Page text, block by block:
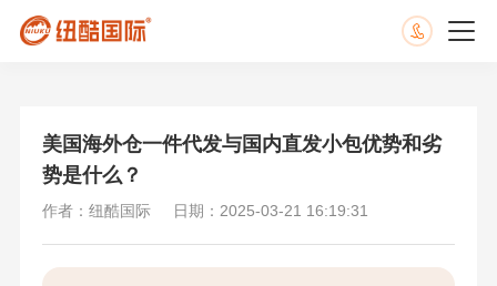
美国海外仓一件代发与国内直发小包优势和劣
势是什么？
作者：纽酷国际 日期：2025-03-21 16:19:31